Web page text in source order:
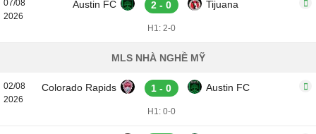
07/08
2026
Austin FC 2 - 0 Tijuana
H1: 2-0
MLS NHÀ NGHỀ MỸ
02/08
2026
Colorado Rapids 1 - 0 Austin FC
H1: 0-0